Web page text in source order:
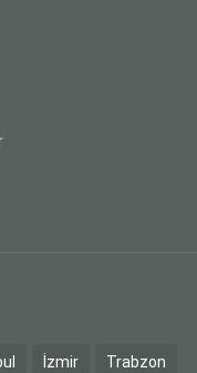
İzmir Trabzon